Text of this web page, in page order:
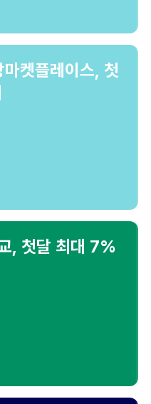
켓플레이스, 첫
, 첫달 최대 7%